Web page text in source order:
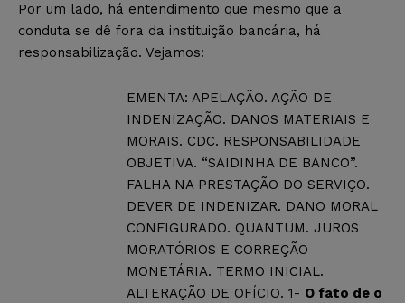
Por um lado, há entendimento que mesmo que a
conduta se dê fora da instituição bancária, há
responsabilização. Vejamos:
EMENTA: APELAÇÃO. AÇÃO DE
INDENIZAÇÃO. DANOS MATERIAIS E
MORAIS. CDC. RESPONSABILIDADE
OBJETIVA. “SAIDINHA DE BANCO”.
FALHA NA PRESTAÇÃO DO SERVIÇO.
DEVER DE INDENIZAR. DANO MORAL
CONFIGURADO. QUANTUM. JUROS
MORATÓRIOS E CORREÇÃO
MONETÁRIA. TERMO INICIAL.
ALTERAÇÃO DE OFÍCIO. 1- O fato de o